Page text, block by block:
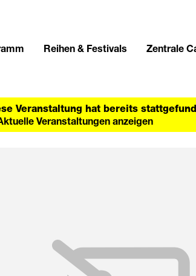
Reihen & Festivals Zentrale
Veranstaltung hat bereits
Veranstaltungen anzeigen